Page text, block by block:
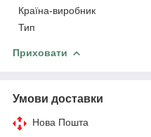
Країна-виробник
Тип
Приховати
Умови доставки
Нова Пошта